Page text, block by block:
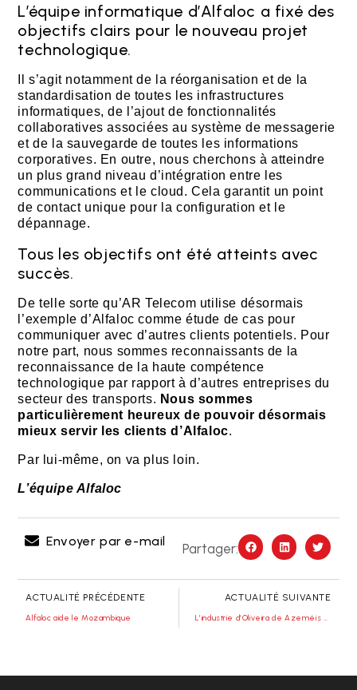
L’équipe informatique d’Alfaloc a fixé des
objectifs clairs pour le nouveau projet
technologique.
Il s’agit notamment de la réorganisation et de la
standardisation de toutes les infrastructures
informatiques, de l’ajout de fonctionnalités
collaboratives associées au système de messagerie
et de la sauvegarde de toutes les informations
corporatives. En outre, nous cherchons à atteindre
un plus grand niveau d’intégration entre les
communications et le cloud. Cela garantit un point
de contact unique pour la configuration et le
dépannage.
Tous les objectifs ont été atteints avec
succès.
De telle sorte qu’AR Telecom utilise désormais
l’exemple d’Alfaloc comme étude de cas pour
communiquer avec d’autres clients potentiels. Pour
notre part, nous sommes reconnaissants de la
reconnaissance de la haute compétence
technologique par rapport à d’autres entreprises du
secteur des transports. Nous sommes
particulièrement heureux de pouvoir désormais
mieux servir les clients d’Alfaloc.
Par lui-même, on va plus loin.
L’équipe Alfaloc
Envoyer par e-mail
Partager:
ACTUALITÉ PRÉCÉDENTE
Alfaloc aide le Mozambique
ACTUALITÉ SUIVANTE
L’industrie d’Oliveira de Azeméis et le rôle d’Alfaloc